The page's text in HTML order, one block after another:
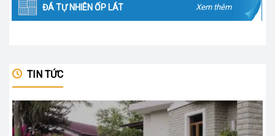
ĐÁ TỰ NHIÊN ỐP LÁT Xem thêm
TIN TỨC